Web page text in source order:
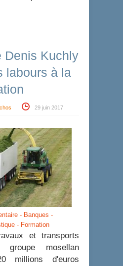
Denis Kuchly
labours à la
29 juin 2017
- Banques -
- Formation
et transports
groupe mosellan
millions d'euros